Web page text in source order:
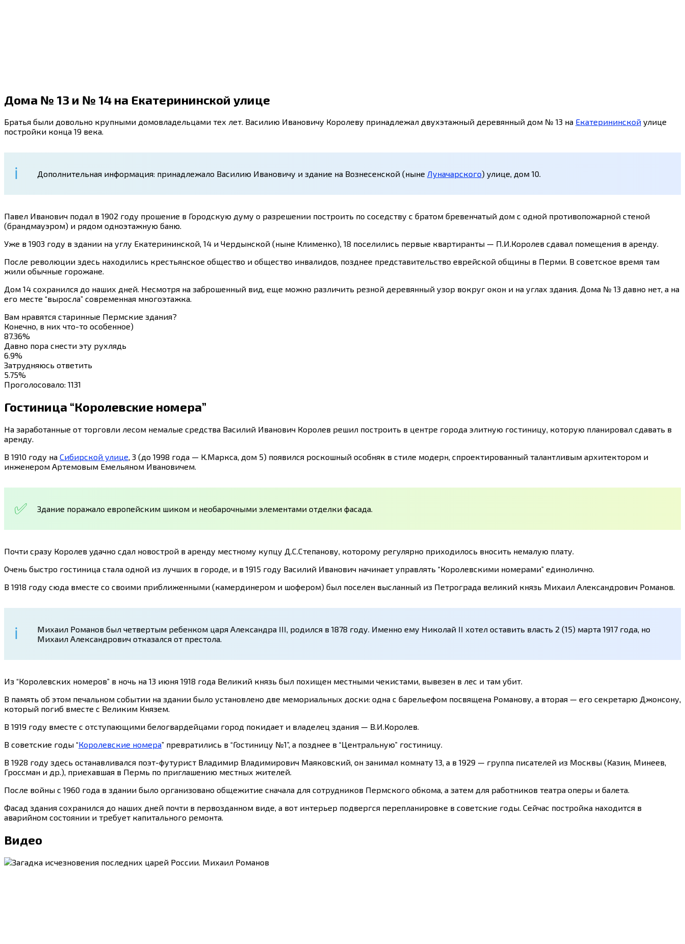
Дома № 13 и № 14 на Екатерининской улице
Братья были довольно крупными домовладельцами тех лет. Василию Ивановичу Королеву принадлежал двухэтажный деревянный дом № 13 на Екатерининской улице
постройки конца 19 века.
Дополнительная информация: принадлежало Василию Ивановичу и здание на Вознесенской (ныне Луначарского) улице, дом 10.
Павел Иванович подал в 1902 году прошение в Городскую думу о разрешении построить по соседству с братом бревенчатый дом с одной противопожарной стеной
(брандмауэром) и рядом одноэтажную баню.
Уже в 1903 году в здании на углу Екатерининской, 14 и Чердынской (ныне Клименко), 18 поселились первые квартиранты — П.И.Королев сдавал помещения в аренду.
После революции здесь находились крестьянское общество и общество инвалидов, позднее представительство еврейской общины в Перми. В советское время там
жили обычные горожане.
Дом 14 сохранился до наших дней. Несмотря на заброшенный вид, еще можно различить резной деревянный узор вокруг окон и на углах здания. Дома № 13 давно нет, а на
его месте “выросла” современная многоэтажка.
Вам нравятся старинные Пермские здания?
Конечно, в них что-то особенное)
87.36%
Давно пора снести эту рухлядь
6.9%
Затрудняюсь ответить
5.75%
Проголосовало: 1131
Гостиница “Королевские номера”
На заработанные от торговли лесом немалые средства Василий Иванович Королев решил построить в центре города элитную гостиницу, которую планировал сдавать в
аренду.
В 1910 году на Сибирской улице, 3 (до 1998 года — К.Маркса, дом 5) появился роскошный особняк в стиле модерн, спроектированный талантливым архитектором и
инженером Артемовым Емельяном Ивановичем.
Здание поражало европейским шиком и необарочными элементами отделки фасада.
Почти сразу Королев удачно сдал новострой в аренду местному купцу Д.С.Степанову, которому регулярно приходилось вносить немалую плату.
Очень быстро гостиница стала одной из лучших в городе, и в 1915 году Василий Иванович начинает управлять “Королевскими номерами” единолично.
В 1918 году сюда вместе со своими приближенными (камердинером и шофером) был поселен высланный из Петрограда великий князь Михаил Александрович Романов.
Михаил Романов был четвертым ребенком царя Александра III, родился в 1878 году. Именно ему Николай II хотел оставить власть 2 (15) марта 1917 года, но
Михаил Александрович отказался от престола.
Из “Королевских номеров” в ночь на 13 июня 1918 года Великий князь был похищен местными чекистами, вывезен в лес и там убит.
В память об этом печальном событии на здании было установлено две мемориальных доски: одна с барельефом посвящена Романову, а вторая — его секретарю Джонсону,
который погиб вместе с Великим Князем.
В 1919 году вместе с отступающими белогвардейцами город покидает и владелец здания — В.И.Королев.
В советские годы “Королевские номера” превратились в “Гостиницу №1”, а позднее в “Центральную” гостиницу.
В 1928 году здесь останавливался поэт-футурист Владимир Владимирович Маяковский, он занимал комнату 13, а в 1929 — группа писателей из Москвы (Казин, Минеев,
Гроссман и др.), приехавшая в Пермь по приглашению местных жителей.
После войны с 1960 года в здании было организовано общежитие сначала для сотрудников Пермского обкома, а затем для работников театра оперы и балета.
Фасад здания сохранился до наших дней почти в первозданном виде, а вот интерьер подвергся перепланировке в советские годы. Сейчас постройка находится в
аварийном состоянии и требует капитального ремонта.
Видео